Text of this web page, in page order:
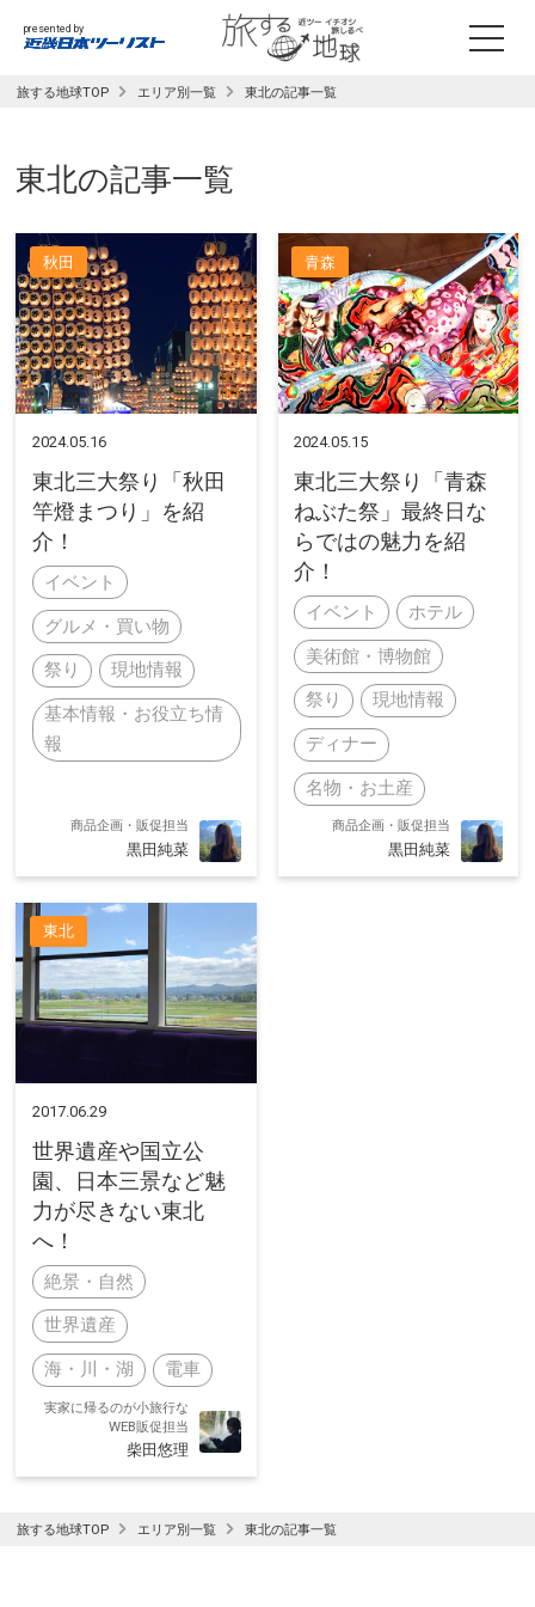
presented by
旅する地球TOP エリア別一覧 東北の記事一覧
東北の記事一覧
秋田
2024.05.16
東北三大祭り「秋田
竿燈まつり」を紹
介！
イベント
グルメ・買い物
祭り 現地情報
基本情報・お役立ち情
報
商品企画・販促担当
黒田純菜
青森
2024.05.15
東北三大祭り「青森
ねぶた祭」最終日な
らではの魅力を紹
介！
イベント ホテル
美術館・博物館
祭り 現地情報
ディナー
名物・お土産
商品企画・販促担当
黒田純菜
東北
2017.06.29
世界遺産や国立公
園、日本三景など魅
力が尽きない東北
へ！
絶景・自然
世界遺産
海・川・湖 電車
実家に帰るのが小旅行な
WEB販促担当
柴田悠理
旅する地球TOP エリア別一覧 東北の記事一覧